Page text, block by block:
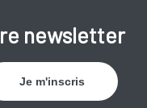
newsletter